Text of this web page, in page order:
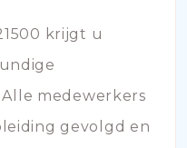
krijgt u
medewerkers
gevolgd en